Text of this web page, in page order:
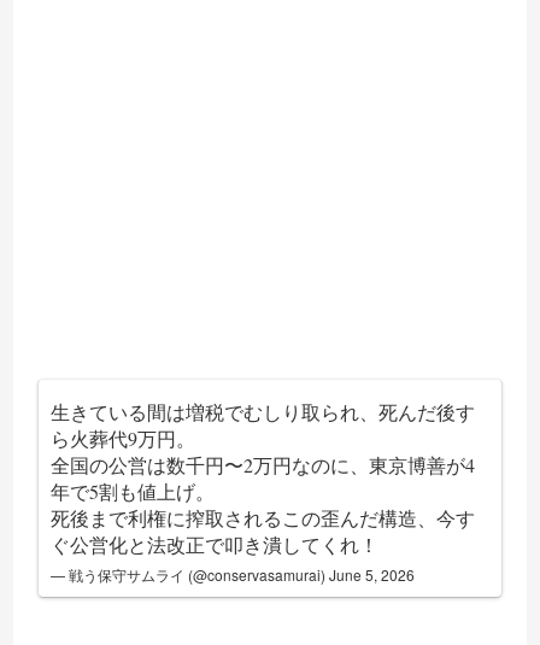
生きている間は増税でむしり取られ、死んだ後す
ら火葬代9万円。
全国の公営は数千円〜2万円なのに、東京博善が4
年で5割も値上げ。
死後まで利権に搾取されるこの歪んだ構造、今す
ぐ公営化と法改正で叩き潰してくれ！
— 戦う保守サムライ (@conservasamurai)June 5, 2026